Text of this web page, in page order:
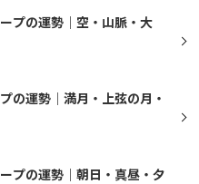
プの運勢｜空・山脈・大
の運勢｜満月・上弦の月・
プの運勢｜朝日・真昼・夕